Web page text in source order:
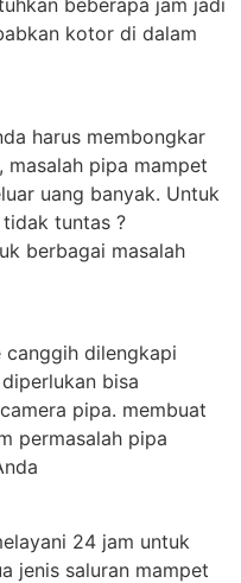
beberapa jam jadi
kotor di dalam
harus membongkar
pipa mampet
uang banyak. Untuk
tuntas ?
berbagai masalah
dilengkapi
bisa
pipa. membuat
permasalah pipa
24 jam untuk
jenis saluran mampet